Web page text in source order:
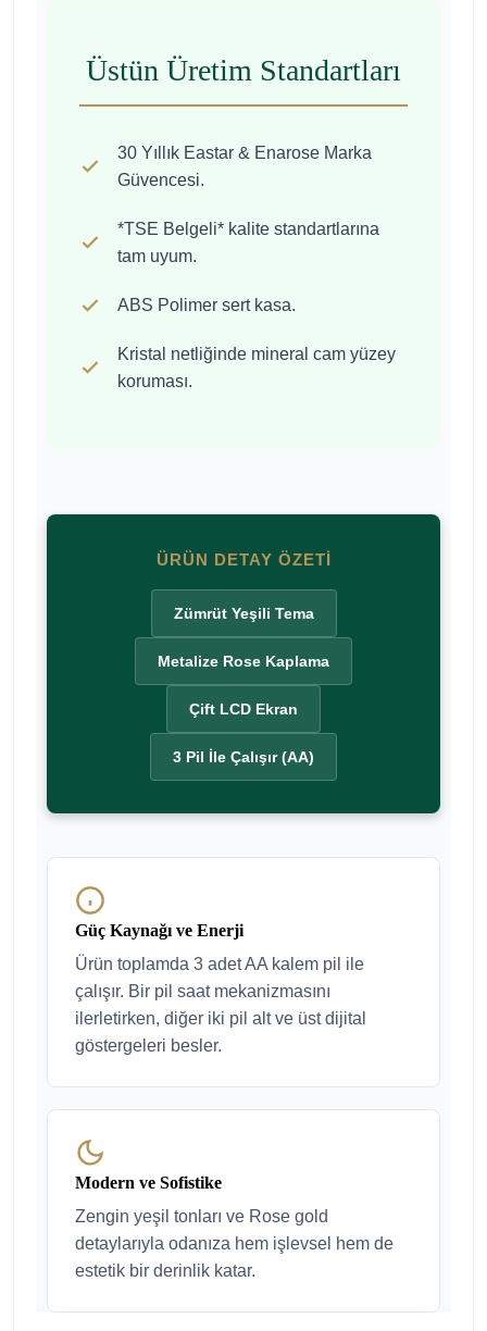
Üstün Üretim Standartları
30 Yıllık Eastar & Enarose Marka
Güvencesi.
*TSE Belgeli* kalite standartlarına
tam uyum.
ABS Polimer sert kasa.
Kristal netliğinde mineral cam yüzey
koruması.
ÜRÜN DETAY ÖZETI
Zümrüt Yeşili Tema
Metalize Rose Kaplama
Çift LCD Ekran
3 Pil İle Çalışır (AA)
Güç Kaynağı ve Enerji
Ürün toplamda 3 adet AA kalem pil ile
çalışır. Bir pil saat mekanizmasını
ilerletirken, diğer iki pil alt ve üst dijital
göstergeleri besler.
Modern ve Sofistike
Zengin yeşil tonları ve Rose gold
detaylarıyla odanıza hem işlevsel hem de
estetik bir derinlik katar.